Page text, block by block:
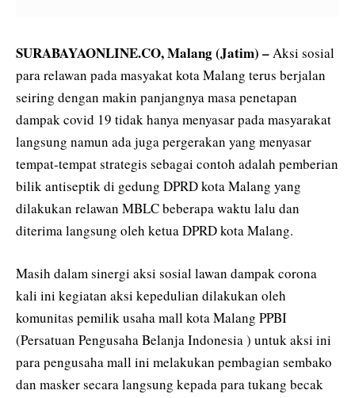
SURABAYAONLINE.CO, Malang (Jatim) –Aksi sosial
para relawan pada masyakat kota Malang terus berjalan
seiring dengan makin panjangnya masa penetapan
dampak covid 19 tidak hanya menyasar pada masyarakat
langsung namun ada juga pergerakan yang menyasar
tempat-tempat strategis sebagai contoh adalah pemberian
bilik antiseptik di gedung DPRD kota Malang yang
dilakukan relawan MBLC beberapa waktu lalu dan
diterima langsung oleh ketua DPRD kota Malang.
Masih dalam sinergi aksi sosial lawan dampak corona
kali ini kegiatan aksi kepedulian dilakukan oleh
komunitas pemilik usaha mall kota Malang PPBI
(Persatuan Pengusaha Belanja Indonesia ) untuk aksi ini
para pengusaha mall ini melakukan pembagian sembako
dan masker secara langsung kepada para tukang becak